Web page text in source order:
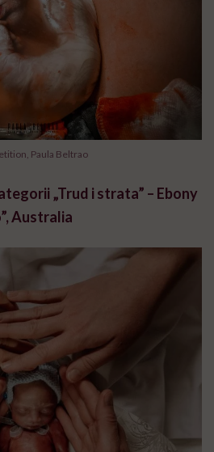
Paula Beltrao
„Trud i strata” – Ebony
Australia